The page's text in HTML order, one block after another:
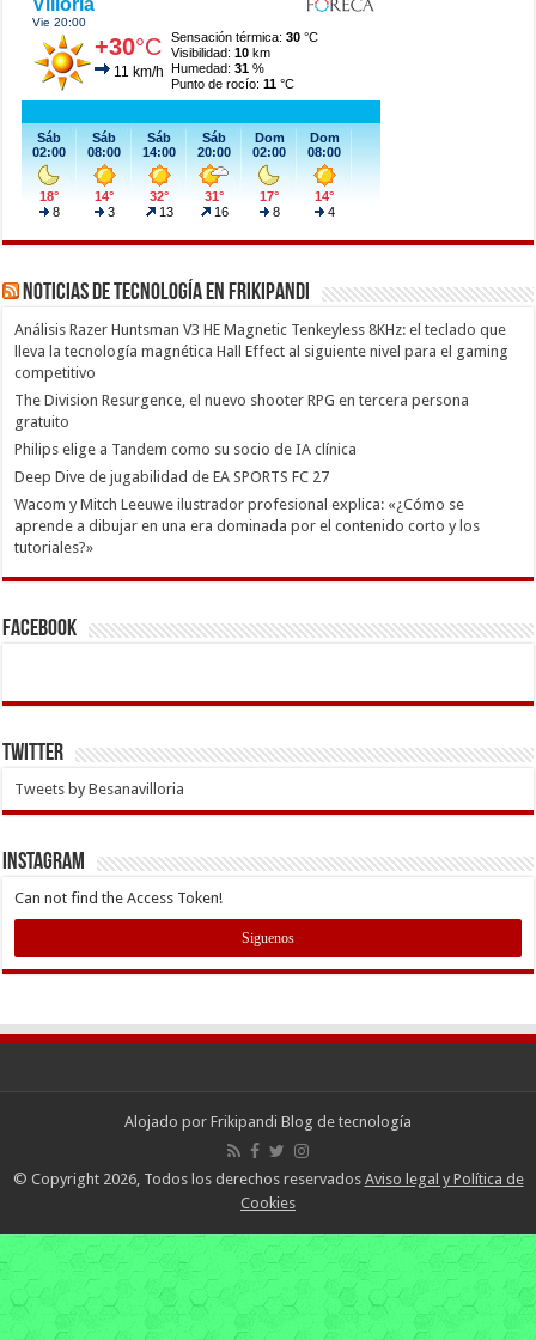
Noticias de Tecnología en Frikipandi
Análisis Razer Huntsman V3 HE Magnetic Tenkeyless 8KHz: el teclado que
lleva la tecnología magnética Hall Effect al siguiente nivel para el gaming
competitivo
The Division Resurgence, el nuevo shooter RPG en tercera persona
gratuito
Philips elige a Tandem como su socio de IA clínica
Deep Dive de jugabilidad de EA SPORTS FC 27
Wacom y Mitch Leeuwe ilustrador profesional explica: «¿Cómo se
aprende a dibujar en una era dominada por el contenido corto y los
tutoriales?»
Facebook
Twitter
Tweets by Besanavilloria
INSTAGRAM
Can not find the Access Token!
Siguenos
Alojado por Frikipandi Blog de tecnología
© Copyright 2026, Todos los derechos reservados Aviso legal y Política de
Cookies